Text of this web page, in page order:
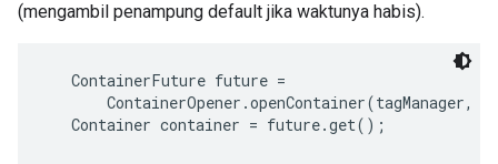
(mengambil penampung default jika waktunya habis).
   ContainerFuture future =
ContainerOpener.openContainer(tagManager,
   Container container = future.get();